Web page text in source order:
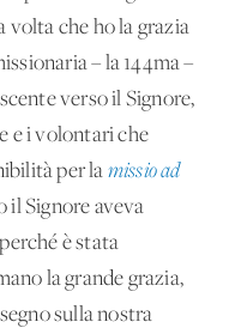
volta che ho la grazia
– la 144ma –
verso il Signore,
e i volontari che
per la missio ad
il Signore aveva
è stata
la grande grazia,
sulla nostra